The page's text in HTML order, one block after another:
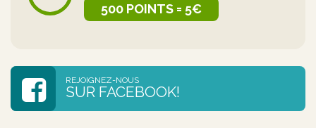
500 POINTS = 5€
REJOIGNEZ-NOUS
SUR FACEBOOK!